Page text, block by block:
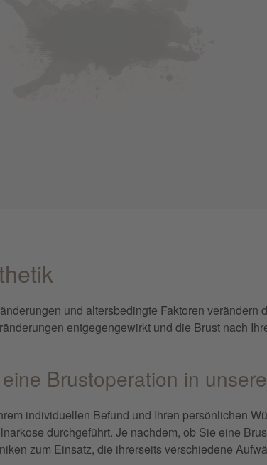
und altersbedingte Faktoren
entgegengewirkt und die Brust nach
Brustoperation in
individuellen Befund und Ihren persönlichen
durchgeführt. Je nachdem, ob Sie eine
zum Einsatz, die ihrerseits verschiedene